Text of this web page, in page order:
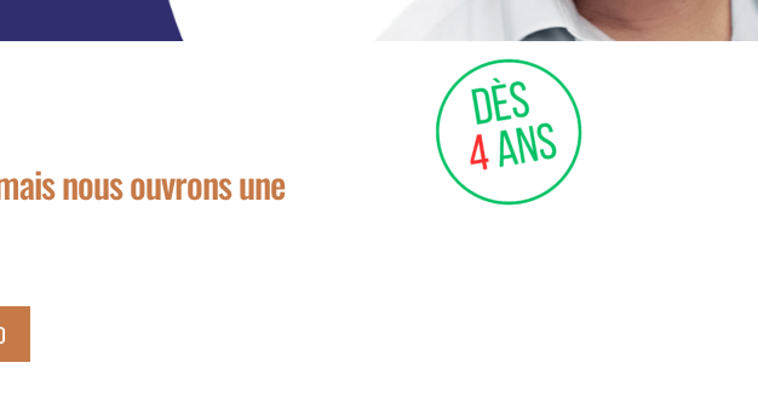
nous ouvrons une